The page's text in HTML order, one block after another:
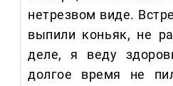
нетрезвом виде.
выпили коньяк, не
деле, я веду
долгое время не